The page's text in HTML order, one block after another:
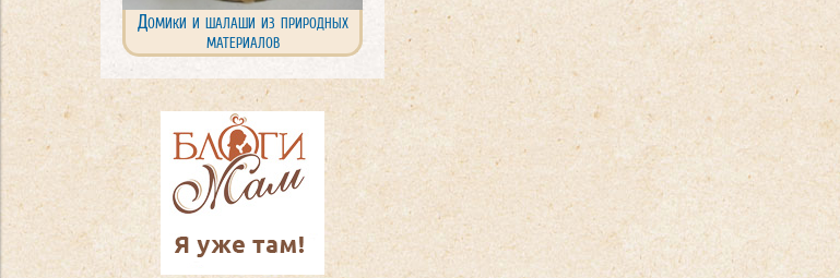
Домики и шалаши из природных
материалов